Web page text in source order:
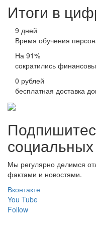
Итоги в
9 дней
Время обучения
На 91%
сократились
0 рублей
бесплатная доставка
социальных
Мы регулярно делимся
фактами и новостями.
Вконтакте
You Tube
Follow